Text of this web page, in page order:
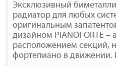
Эксклюзивный
радиатор для любых
оригинальным
дизайном PIANOFORTE –
расположением
фортепиано в движении.